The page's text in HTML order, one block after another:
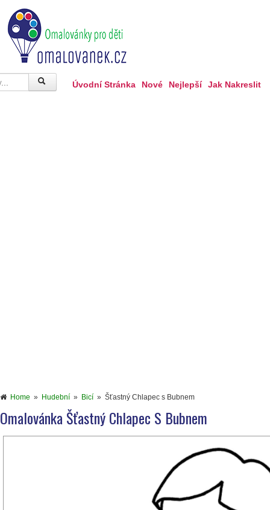
Úvodní Stránka Nové Nejlepší Jak Nakreslit
Home » Hudební » Bicí » Šťastný Chlapec s Bubnem
Omalovánka Šťastný Chlapec S Bubnem